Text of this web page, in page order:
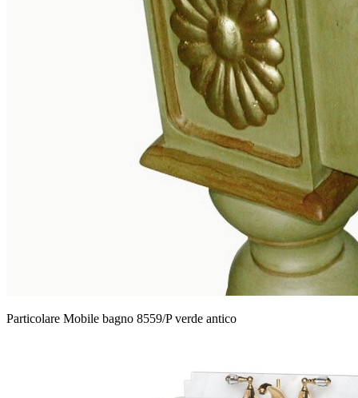
Particolare Mobile bagno 8559/P verde antico